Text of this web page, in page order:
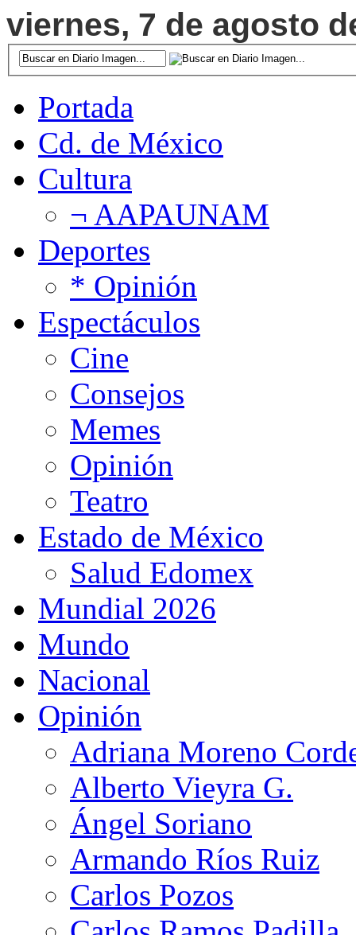
viernes, 7 de agosto
Portada
Cd. de México
Cultura
¬ AAPAUNAM
Deportes
* Opinión
Espectáculos
Cine
Consejos
Memes
Opinión
Teatro
Estado de México
Salud Edomex
Mundial 2026
Mundo
Nacional
Opinión
Adriana Moreno
Alberto Vieyra G.
Ángel Soriano
Armando Ríos Ruiz
Carlos Pozos